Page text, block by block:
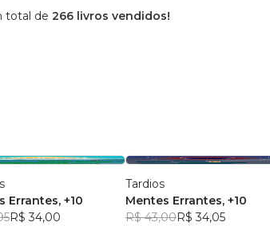
total de 266 livros vendidos!
Errantes, +10
R$ 34,00
Tardios
Mentes Errantes, +10
R$ 43,00R$ 34,05